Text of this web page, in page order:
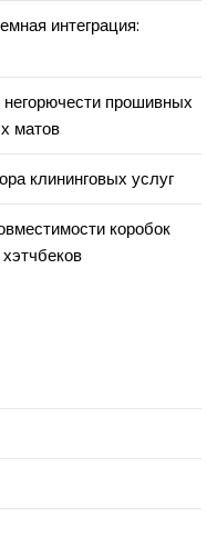
интеграция:
прошивных
матов
клининговых услуг
коробок